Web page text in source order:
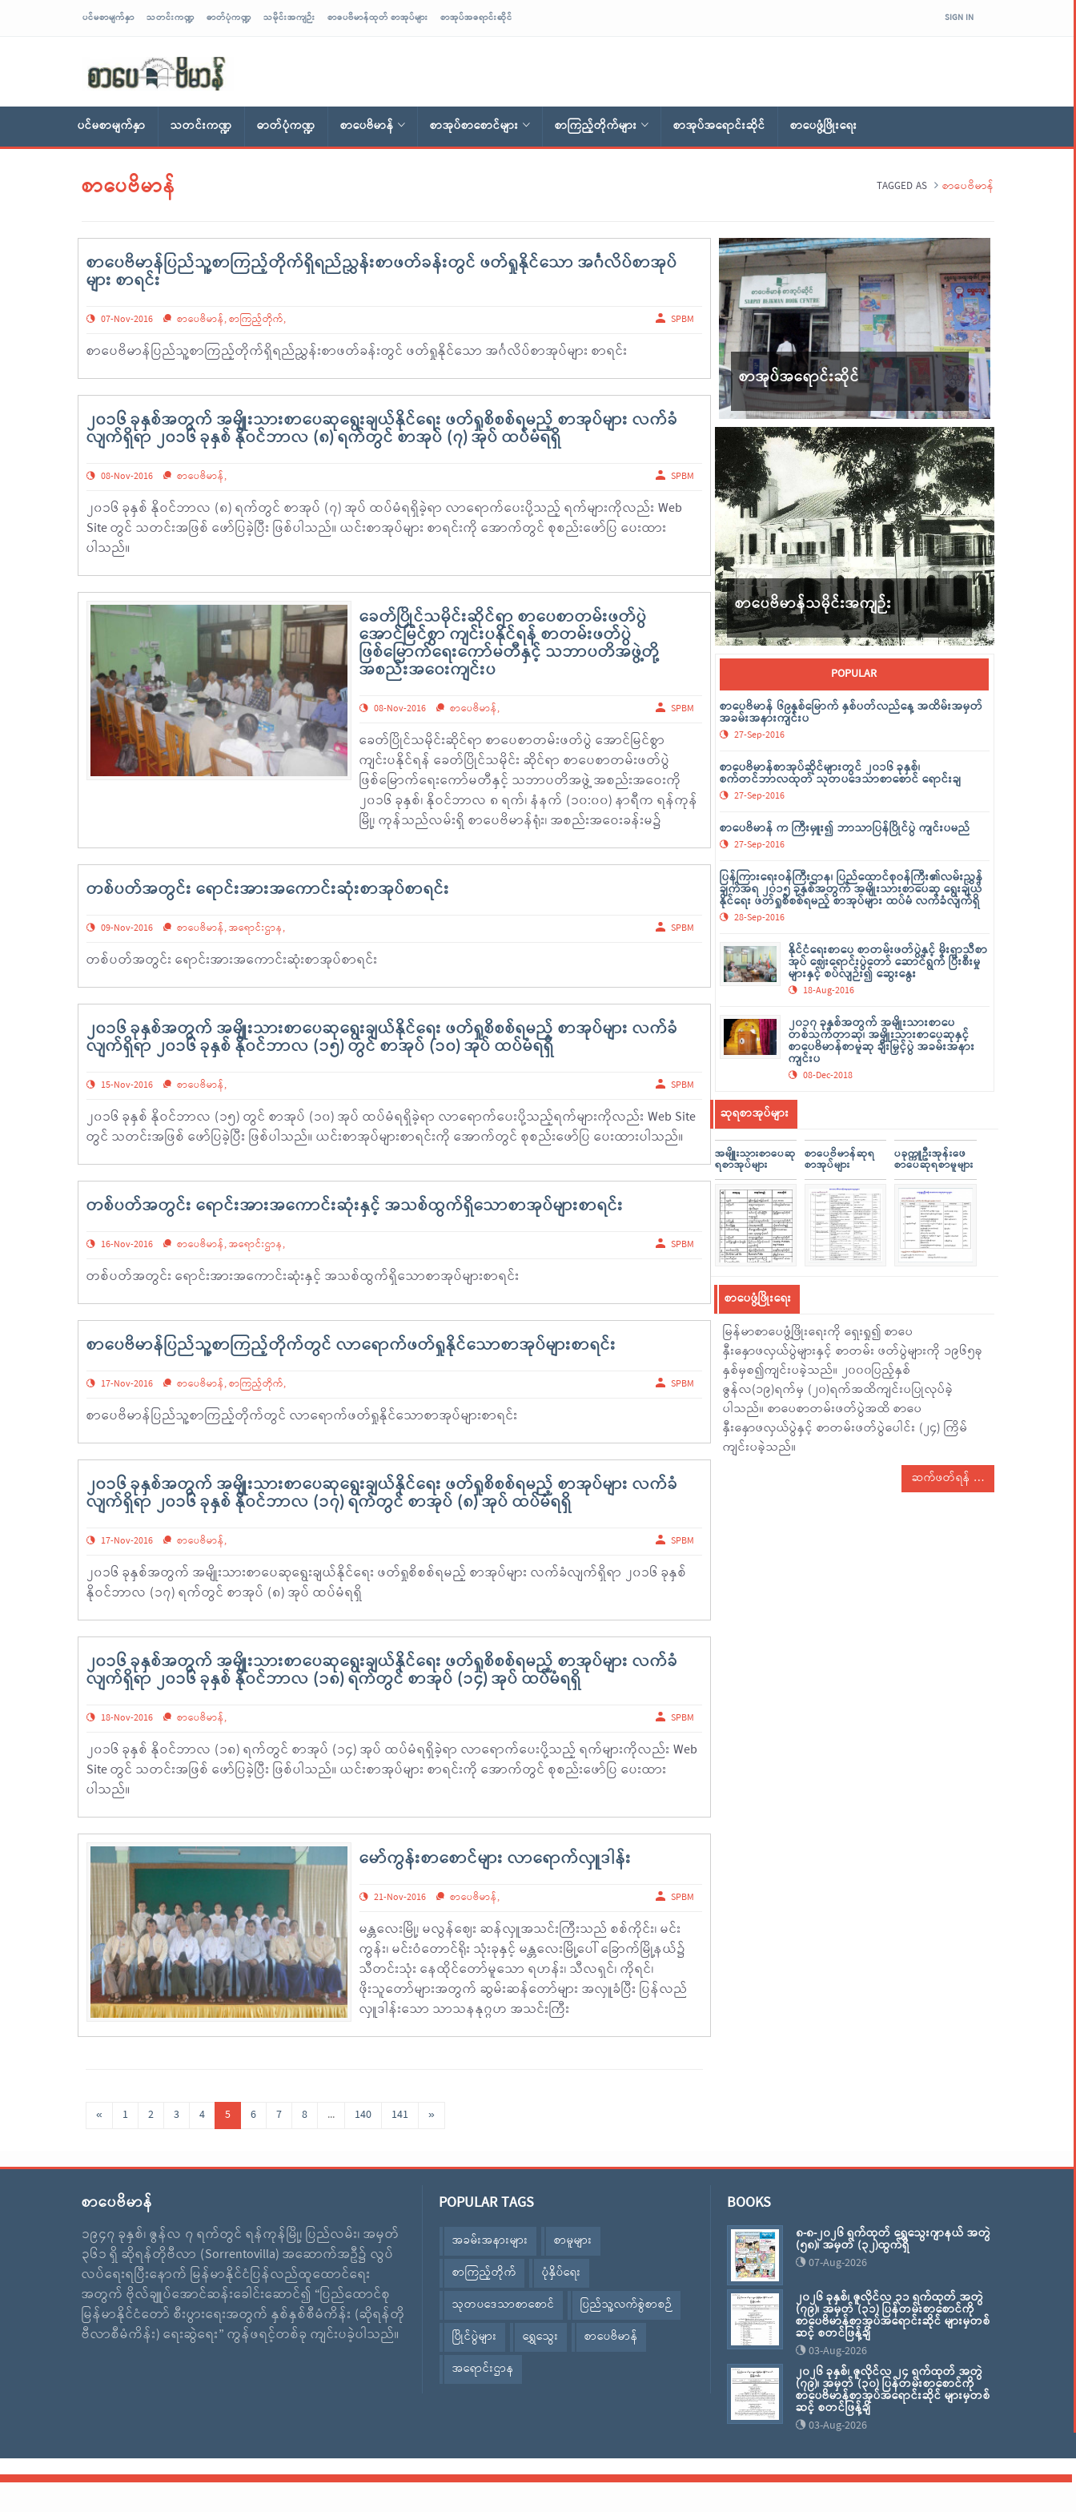
ပင်မစာမျက်နှာ သတင်းကဏ္ဍ ဓာတ်ပုံကဏ္ဍ သမိုင်းအကျဉ်း စာပေဗိမာန်ထုတ် စာအုပ်များ စာအုပ်အရောင်းဆိုင် SIGN IN
ပင်မစာမျက်နှာ သတင်းကဏ္ဍ ဓာတ်ပုံကဏ္ဍ စာပေဗိမာန် စာအုပ်စာစောင်များ စာကြည့်တိုက်များ စာအုပ်အရောင်းဆိုင် စာပေဖွံ့ဖြိုးရေး
စာပေဗိမာန် TAGGED AS စာပေဗိမာန်
စာပေဗိမာန်ပြည်သူ့စာကြည့်တိုက်ရှိရည်ညွှန်းစာဖတ်ခန်းတွင် ဖတ်ရှုနိုင်သော အင်္ဂလိပ်စာအုပ်
များ စာရင်း
07-Nov-2016 စာပေဗိမာန်,စာကြည့်တိုက်, SPBM
စာပေဗိမာန်ပြည်သူ့စာကြည့်တိုက်ရှိရည်ညွှန်းစာဖတ်ခန်းတွင် ဖတ်ရှုနိုင်သော အင်္ဂလိပ်စာအုပ်များ စာရင်း
၂၀၁၆ ခုနှစ်အတွက် အမျိုးသားစာပေဆုရွေးချယ်နိုင်ရေး ဖတ်ရှုစိစစ်ရမည့် စာအုပ်များ လက်ခံ
လျက်ရှိရာ ၂၀၁၆ ခုနှစ် နိုဝင်ဘာလ (၈) ရက်တွင် စာအုပ် (၇) အုပ် ထပ်မံရရှိ
08-Nov-2016 စာပေဗိမာန်, SPBM
၂၀၁၆ ခုနှစ် နိုဝင်ဘာလ (၈) ရက်တွင် စာအုပ် (၇) အုပ် ထပ်မံရရှိခဲ့ရာ လာရောက်ပေးပို့သည့် ရက်များကိုလည်း Web
Site တွင် သတင်းအဖြစ် ဖော်ပြခဲ့ပြီး ဖြစ်ပါသည်။ ယင်းစာအုပ်များ စာရင်းကို အောက်တွင် စုစည်းဖော်ပြ ပေးထား
ပါသည်။
ခေတ်ပြိုင်သမိုင်းဆိုင်ရာ စာပေစာတမ်းဖတ်ပွဲ
အောင်မြင်စွာ ကျင်းပနိုင်ရန် စာတမ်းဖတ်ပွဲ
ဖြစ်မြောက်ရေးကော်မတီနှင့် သဘာပတိအဖွဲ့တို့
အစည်းအဝေးကျင်းပ
08-Nov-2016 စာပေဗိမာန်, SPBM
ခေတ်ပြိုင်သမိုင်းဆိုင်ရာ စာပေစာတမ်းဖတ်ပွဲ အောင်မြင်စွာ
ကျင်းပနိုင်ရန် ခေတ်ပြိုင်သမိုင်း ဆိုင်ရာ စာပေစာတမ်းဖတ်ပွဲ
ဖြစ်မြောက်ရေးကော်မတီနှင့် သဘာပတိအဖွဲ့ အစည်းအဝေးကို
၂၀၁၆ ခုနှစ်၊ နိုဝင်ဘာလ ၈ ရက်၊ နံနက် (၁၀:၀၀) နာရီက ရန်ကုန်
မြို့၊ ကုန်သည်လမ်းရှိ စာပေဗိမာန်ရုံး၊ အစည်းအဝေးခန်းမ၌
တစ်ပတ်အတွင်း ရောင်းအားအကောင်းဆုံးစာအုပ်စာရင်း
09-Nov-2016 စာပေဗိမာန်,အရောင်းဌာန, SPBM
တစ်ပတ်အတွင်း ရောင်းအားအကောင်းဆုံးစာအုပ်စာရင်း
၂၀၁၆ ခုနှစ်အတွက် အမျိုးသားစာပေဆုရွေးချယ်နိုင်ရေး ဖတ်ရှုစိစစ်ရမည့် စာအုပ်များ လက်ခံ
လျက်ရှိရာ ၂၀၁၆ ခုနှစ် နိုဝင်ဘာလ (၁၅) တွင် စာအုပ် (၁၀) အုပ် ထပ်မံရရှိ
15-Nov-2016 စာပေဗိမာန်, SPBM
၂၀၁၆ ခုနှစ် နိုဝင်ဘာလ (၁၅) တွင် စာအုပ် (၁၀) အုပ် ထပ်မံရရှိခဲ့ရာ လာရောက်ပေးပို့သည့်ရက်များကိုလည်း Web Site
တွင် သတင်းအဖြစ် ဖော်ပြခဲ့ပြီး ဖြစ်ပါသည်။ ယင်းစာအုပ်များစာရင်းကို အောက်တွင် စုစည်းဖော်ပြ ပေးထားပါသည်။
တစ်ပတ်အတွင်း ရောင်းအားအကောင်းဆုံးနှင့် အသစ်ထွက်ရှိသောစာအုပ်များစာရင်း
16-Nov-2016 စာပေဗိမာန်,အရောင်းဌာန, SPBM
တစ်ပတ်အတွင်း ရောင်းအားအကောင်းဆုံးနှင့် အသစ်ထွက်ရှိသောစာအုပ်များစာရင်း
စာပေဗိမာန်ပြည်သူ့စာကြည့်တိုက်တွင် လာရောက်ဖတ်ရှုနိုင်သောစာအုပ်များစာရင်း
17-Nov-2016 စာပေဗိမာန်,စာကြည့်တိုက်, SPBM
စာပေဗိမာန်ပြည်သူ့စာကြည့်တိုက်တွင် လာရောက်ဖတ်ရှုနိုင်သောစာအုပ်များစာရင်း
၂၀၁၆ ခုနှစ်အတွက် အမျိုးသားစာပေဆုရွေးချယ်နိုင်ရေး ဖတ်ရှုစိစစ်ရမည့် စာအုပ်များ လက်ခံ
လျက်ရှိရာ ၂၀၁၆ ခုနှစ် နိုဝင်ဘာလ (၁၇) ရက်တွင် စာအုပ် (၈) အုပ် ထပ်မံရရှိ
17-Nov-2016 စာပေဗိမာန်, SPBM
၂၀၁၆ ခုနှစ်အတွက် အမျိုးသားစာပေဆုရွေးချယ်နိုင်ရေး ဖတ်ရှုစိစစ်ရမည့် စာအုပ်များ လက်ခံလျက်ရှိရာ ၂၀၁၆ ခုနှစ်
နိုဝင်ဘာလ (၁၇) ရက်တွင် စာအုပ် (၈) အုပ် ထပ်မံရရှိ
၂၀၁၆ ခုနှစ်အတွက် အမျိုးသားစာပေဆုရွေးချယ်နိုင်ရေး ဖတ်ရှုစိစစ်ရမည့် စာအုပ်များ လက်ခံ
လျက်ရှိရာ ၂၀၁၆ ခုနှစ် နိုဝင်ဘာလ (၁၈) ရက်တွင် စာအုပ် (၁၄) အုပ် ထပ်မံရရှိ
18-Nov-2016 စာပေဗိမာန်, SPBM
၂၀၁၆ ခုနှစ် နိုဝင်ဘာလ (၁၈) ရက်တွင် စာအုပ် (၁၄) အုပ် ထပ်မံရရှိခဲ့ရာ လာရောက်ပေးပို့သည့် ရက်များကိုလည်း Web
Site တွင် သတင်းအဖြစ် ဖော်ပြခဲ့ပြီး ဖြစ်ပါသည်။ ယင်းစာအုပ်များ စာရင်းကို အောက်တွင် စုစည်းဖော်ပြ ပေးထား
ပါသည်။
မော်ကွန်းစာစောင်များ လာရောက်လှူဒါန်း
21-Nov-2016 စာပေဗိမာန်, SPBM
မန္တလေးမြို့၊ မလွန်ဈေး ဆန်လှူအသင်းကြီးသည် စစ်ကိုင်း၊ မင်း
ကွန်း၊ မင်းဝံတောင်ရိုး သုံးခုနှင့် မန္တလေးမြို့ပေါ် ခြောက်မြို့နယ်၌
သီတင်းသုံး နေထိုင်တော်မူသော ရဟန်း၊ သီလရှင်၊ ကိုရင်၊
ဖိုးသူတော်များအတွက် ဆွမ်းဆန်တော်များ အလှူခံပြီး ပြန်လည်
လှူဒါန်းသော သာသနနုဂ္ဂဟ အသင်းကြီး
« 1 2 3 4 5 6 7 8 ... 140 141 »
စာအုပ်အရောင်းဆိုင်
စာပေဗိမာန်သမိုင်းအကျဉ်း
POPULAR
စာပေဗိမာန် ၆၉နှစ်မြောက် နှစ်ပတ်လည်နေ့ အထိမ်းအမှတ်
အခမ်းအနားကျင်းပ
27-Sep-2016
စာပေဗိမာန်စာအုပ်ဆိုင်များတွင် ၂၀၁၆ ခုနှစ်၊
စက်တင်ဘာလထုတ် သုတပဒေသာစာစောင် ရောင်းချ
27-Sep-2016
စာပေဗိမာန် က ကြီးမှူး၍ ဘာသာပြန်ပြိုင်ပွဲ ကျင်းပမည်
27-Sep-2016
ပြန်ကြားရေးဝန်ကြီးဌာန၊ ပြည်ထောင်စုဝန်ကြီး၏လမ်းညွှန်
ချက်အရ ၂၀၁၅ ခုနှစ်အတွက် အမျိုးသားစာပေဆု ရွေးချယ်
နိုင်ရေး ဖတ်ရှုစိစစ်ရမည့် စာအုပ်များ ထပ်မံ လက်ခံလျက်ရှိ
28-Sep-2016
နိုင်ငံရေးစာပေ စာတမ်းဖတ်ပွဲနှင့် မိုးရာသီစာ
အုပ် ဈေးရောင်းပွဲတော် ဆောင်ရွက် ပြီးစီးမှု
များနှင့် စပ်လျဉ်း၍ ဆွေးနွေး
18-Aug-2016
၂၀၁၇ ခုနှစ်အတွက် အမျိုးသားစာပေ
တစ်သက်တာဆု၊ အမျိုးသားစာပေဆုနှင့်
စာပေဗိမာန်စာမူဆု ချီးမြှင့်ပွဲ အခမ်းအနား
ကျင်းပ
08-Dec-2018
ဆုရစာအုပ်များ
အမျိူးသားစာပေဆု
ရစာအုပ်များ
စာပေဗိမာန်ဆုရ
စာအုပ်များ
ပခုက္ကူဦးအုန်းဖေ
စာပေဆုရစာမူများ
စာပေဖွံ့ဖြိုးရေး
မြန်မာစာပေဖွံ့ဖြိုးရေးကို ရှေးရှု၍ စာပေ
နှီးနှောဖလှယ်ပွဲများနှင့် စာတမ်း ဖတ်ပွဲများကို ၁၉၆၅ခု
နှစ်မှစ၍ကျင်းပခဲ့သည်။ ၂၀၀၀ပြည့်နှစ်
ဇွန်လ(၁၉)ရက်မှ (၂၀)ရက်အထိကျင်းပပြုလုပ်ခဲ့
ပါသည်။ စာပေစာတမ်းဖတ်ပွဲအထိ စာပေ
နှီးနှောဖလှယ်ပွဲနှင့် စာတမ်းဖတ်ပွဲပေါင်း (၂၄) ကြိမ်
ကျင်းပခဲ့သည်။
ဆက်ဖတ်ရန်
စာပေဗိမာန်
၁၉၄၇ ခုနှစ်၊ ဇွန်လ ၇ ရက်တွင် ရန်ကုန်မြို့၊ ပြည်လမ်း၊ အမှတ်
၃၆၁ ရှိ ဆိုရန်တိုဗီလာ (Sorrentovilla) အဆောက်အဦ၌ လွပ်
လပ်ရေးရပြီးနောက် မြန်မာနိုင်ငံပြန်လည်ထူထောင်ရေး
အတွက် ဗိုလ်ချူပ်အောင်ဆန်းခေါင်းဆောင်၍ “ပြည်ထောင်စု
မြန်မာနိုင်ငံတော် စီးပွားရေးအတွက် နှစ်နှစ်စီမံကိန်း (ဆိုရန်တို
ဗီလာစီမံကိန်း) ရေးဆွဲရေး” ကွန်ဖရင့်တစ်ခု ကျင်းပခဲ့ပါသည်။
POPULAR TAGS
အခမ်းအနားများ
စာမူများ
စာကြည့်တိုက်
ပုံနှိပ်ရေး
သုတပဒေသာစာစောင်
ပြည်သူ့လက်စွဲစာစဉ်
ပြိုင်ပွဲများ
ရွှေသွေး
စာပေဗိမာန်
အရောင်းဌာန
BOOKS
၈-၈-၂၀၂၆ ရက်ထုတ် ရွှေသွေးဂျာနယ် အတွဲ
(၅၈)၊ အမှတ် (၃၂)ထွက်ရှိ
07-Aug-2026
၂၀၂၆ ခုနှစ်၊ ဇူလိုင်လ ၃၁ ရက်ထုတ် အတွဲ
(၇၉)၊ အမှတ် (၃၁) ပြန်တမ်းစာစောင်ကို
စာပေဗိမာန်စာအုပ်အရောင်းဆိုင် များမှတစ်
ဆင့် စတင်ဖြန့်ချိ
03-Aug-2026
၂၀၂၆ ခုနှစ်၊ ဇူလိုင်လ ၂၄ ရက်ထုတ် အတွဲ
(၇၉)၊ အမှတ် (၃၀) ပြန်တမ်းစာစောင်ကို
စာပေဗိမာန်စာအုပ်အရောင်းဆိုင် များမှတစ်
ဆင့် စတင်ဖြန့်ချိ
03-Aug-2026
ပင်မစာမျက်နှာ သတင်းကဏ္ဍ ဓာတ်ပုံကဏ္ဍ သမိုင်းအကျဉ်း စာပေဗိမာန်ထုတ် စာအုပ်များ စာအုပ်အရောင်းဆိုင် © 2026 Sarpay Beikman - ALL RIGHTS RESERVED